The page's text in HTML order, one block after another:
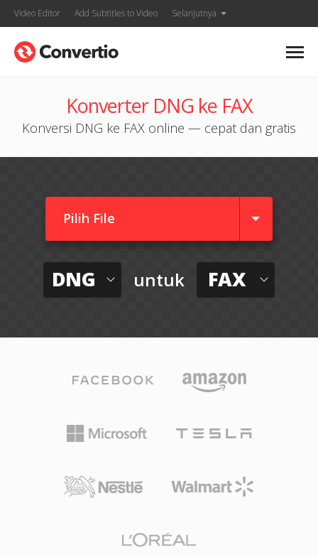
Video Editor Add Subtitles to Video Selanjutnya
Konverter DNG ke FAX
Konversi DNG ke FAX online — cepat dan gratis
Pilih File
DNG untuk FAX